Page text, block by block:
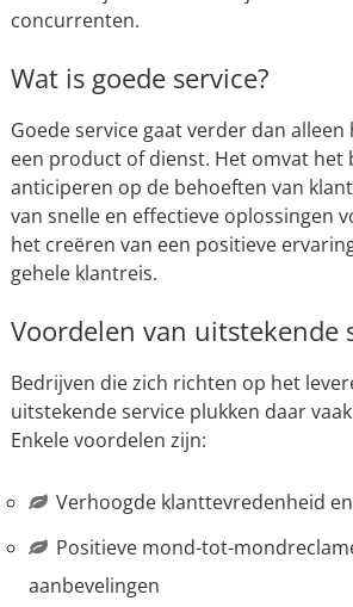
concurrenten.
Wat is goede service?
Goede service gaat verder dan alleen
een product of dienst. Het omvat het
anticiperen op de behoeften van
van snelle en effectieve oplossingen
het creëren van een positieve
gehele klantreis.
Voordelen van uitstekende
Bedrijven die zich richten op het
uitstekende service plukken daar
Enkele voordelen zijn:
Verhoogde klanttevredenheid
Positieve mond-tot-
aanbevelingen